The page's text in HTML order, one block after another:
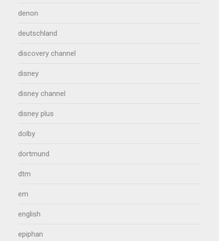
denon
deutschland
discovery channel
disney
disney channel
disney plus
dolby
dortmund
dtm
em
english
epiphan